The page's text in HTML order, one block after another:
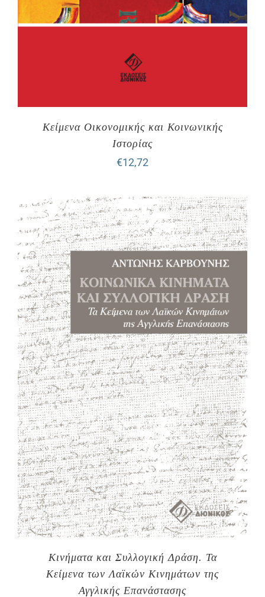
Κείμενα Οικονομικής και Κοινωνικής
Ιστορίας
€12,72
Κινήματα και Συλλογική Δράση. Τα
Κείμενα των Λαϊκών Κινημάτων της
Αγγλικής Επανάστασης